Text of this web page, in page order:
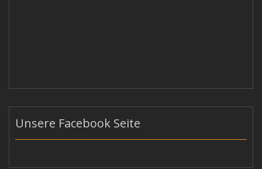
Unsere Facebook Seite